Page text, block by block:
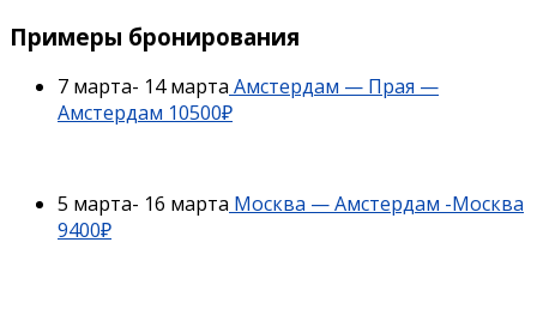
Примеры бронирования
7 марта- 14 марта Амстердам — Прая —
Амстердам 10500₽
5 марта- 16 марта Москва — Амстердам -Москва
9400₽